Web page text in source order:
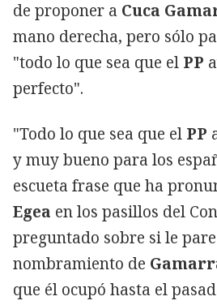
de proponer a Cuca
mano derecha, pero sólo
"todo lo que sea que el PP
perfecto".
"Todo lo que sea que el PP
y muy bueno para los
escueta frase que ha
Egea en los pasillos del
preguntado sobre si le
nombramiento de
que él ocupó hasta el